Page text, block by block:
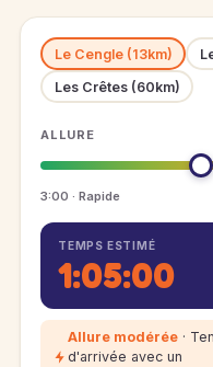
Le Cengle (13km)
Les Crêtes (60km)
ALLURE
3:00 · Rapide
TEMPS ESTIMÉ
1:05:00
Allure modérée ·
d'arrivée avec un